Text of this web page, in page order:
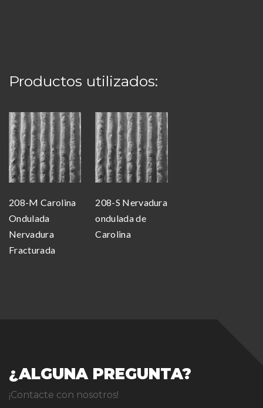
Productos utilizados:
208-M Carolina
Ondulada
Nervadura
Fracturada
208-S Nervadura
ondulada de
Carolina
¿ALGUNA PREGUNTA?
¡Contacte con nosotros!